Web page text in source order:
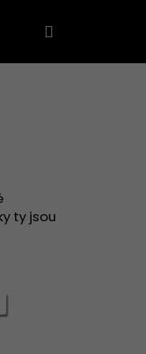
Přihlášení
ty jsou